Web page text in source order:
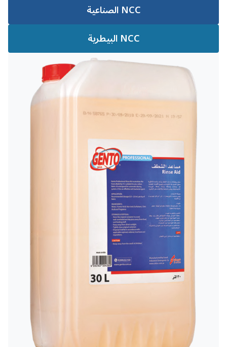
NCC الصناعية
NCC البيطرية